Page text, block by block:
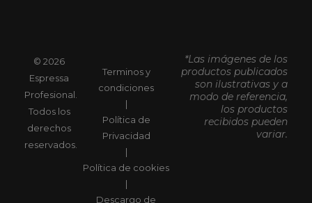
© 2026
Espressa
Profesional.
Todos los
derechos
reservados.
Terminos y
condiciones
|
Política de
Privacidad
|
Política de cookies
|
Descargo de
*Las imágenes de los
productos publicados
son ilustrativas y a
modo de referencia,
los productos
recibidos pueden
variar.